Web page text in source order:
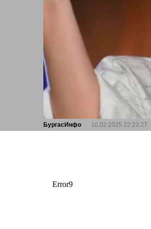
БургасИнфо 10.02.2025 22:23:27